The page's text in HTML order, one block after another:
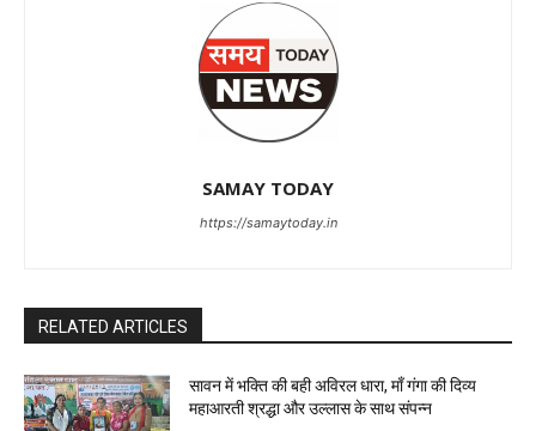
SAMAY TODAY
https://samaytoday.in
RELATED ARTICLES
सावन में भक्ति की बही अविरल धारा, माँ गंगा की दिव्य
महाआरती श्रद्धा और उल्लास के साथ संपन्न